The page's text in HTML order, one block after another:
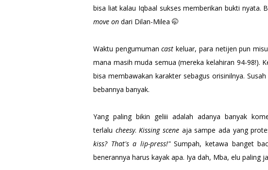
bisa liat kalau Iqbaal sukses memberikan bukti nyata.
move on dari Dilan-Milea 🤭
Waktu pengumumancastkeluar, para netijen pun
mana masih muda semua (mereka kelahiran 94-98!).
bisa membawakan karakter sebagus orisinilnya.
bebannya banyak.
Yang paling bikin geliii adalah adanya banyak
terlalu cheesy.Kissing scene aja sampe ada yang
kiss? That's a lip-press!"Sumpah, ketawa banget
benerannya harus kayak apa. Iya dah, Mba, elu paling